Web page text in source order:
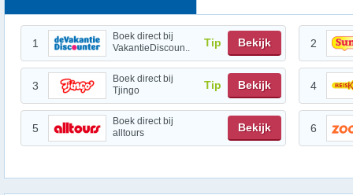
1
Boek direct bij
VakantieDiscoun..
Tip Bekijk 2
3
Boek direct bij
Tjingo
Tip Bekijk 4
5
Boek direct bij
alltours
Bekijk 6